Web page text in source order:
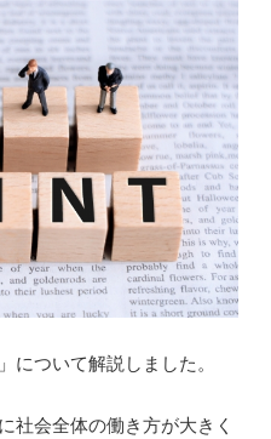
について解説しました。
社会全体の働き方が大きく